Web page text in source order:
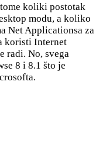
koliki postotak
modu, a koliko
Net Applicationsa za
koristi Internet
radi. No, svega
8 i 8.1 što je